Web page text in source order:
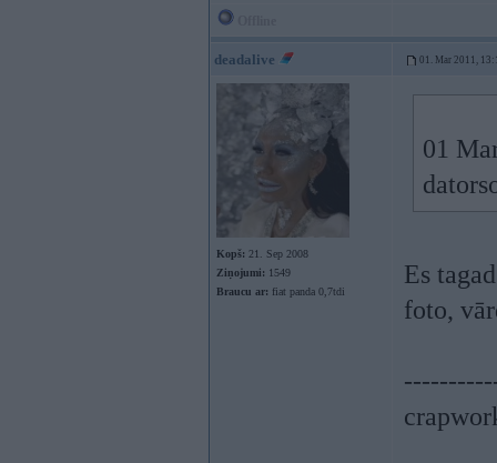
deadalive 01. Mar 2011,
Kopš: 21. Sep 2008
Ziņojumi: 1549
Braucu ar: fiat panda 0,7tdi
01
Es
foto,